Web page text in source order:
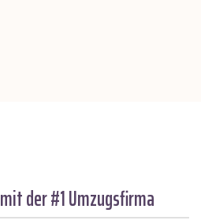
mit der #1 Umzugsfirma